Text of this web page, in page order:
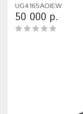
UG4165AOIEW
50 000 р.